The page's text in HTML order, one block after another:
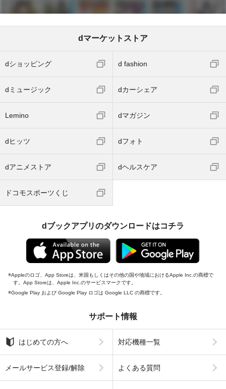
dマーケットストア
dショッピング d fashion
dミュージック dカーシェア
Lemino dマガジン
dヒッツ dフォト
dアニメストア dヘルスケア
ドコモスポーツくじ
dブックアプリのダウンロードはコチラ
Appleのロゴ、App Storeは、米国もしくはその他の国や地域におけるApple Inc.の商標で
す。App Storeは、Apple Inc.のサービスマークです。
Google Play および Google Play ロゴは Google LLC の商標です。
サポート情報
はじめての方へ 対応機種一覧
メールサービス登録/解除 よくある質問